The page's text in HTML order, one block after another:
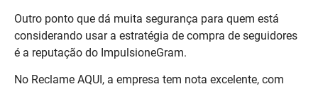
Outro ponto que dá muita segurança para quem está
considerando usar a estratégia de compra de seguidores
é a reputação do ImpulsioneGram.
No Reclame AQUI, a empresa tem nota excelente, com